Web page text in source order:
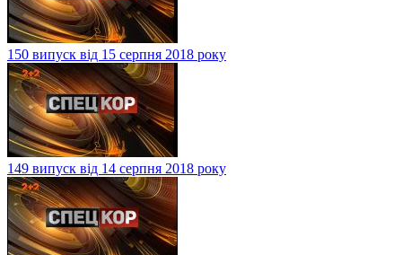
150 випуск від 15 серпня 2018 року
149 випуск від 14 серпня 2018 року